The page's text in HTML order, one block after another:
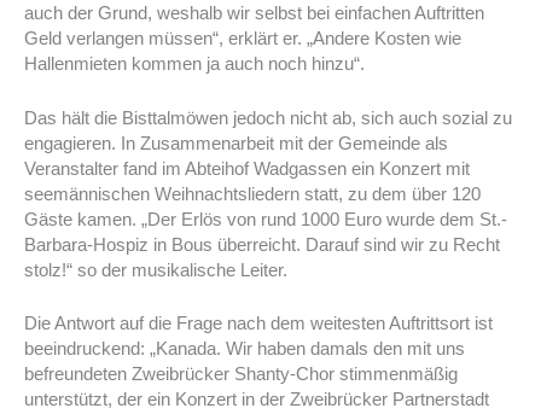
auch der Grund, weshalb wir selbst bei einfachen Auftritten
Geld verlangen müssen“, erklärt er. „Andere Kosten wie
Hallenmieten kommen ja auch noch hinzu“.
Das hält die Bisttalmöwen jedoch nicht ab, sich auch sozial zu
engagieren. In Zusammenarbeit mit der Gemeinde als
Veranstalter fand im Abteihof Wadgassen ein Konzert mit
seemännischen Weihnachtsliedern statt, zu dem über 120
Gäste kamen. „Der Erlös von rund 1000 Euro wurde dem St.-
Barbara-Hospiz in Bous überreicht. Darauf sind wir zu Recht
stolz!“ so der musikalische Leiter.
Die Antwort auf die Frage nach dem weitesten Auftrittsort ist
beeindruckend: „Kanada. Wir haben damals den mit uns
befreundeten Zweibrücker Shanty-Chor stimmenmäßig
unterstützt, der ein Konzert in der Zweibrücker Partnerstadt